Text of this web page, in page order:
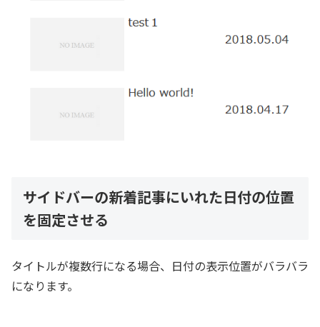
サイドバーの新着記事にいれた日付の位置
を固定させる
タイトルが複数行になる場合、日付の表示位置がバラバラ
になります。